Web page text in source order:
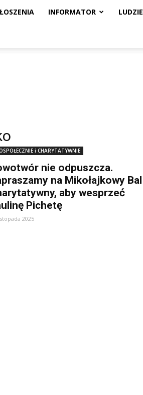
INFORMATOR LUDZIE
i CHARYTATYWNIE
nie odpuszcza.
na Mikołajkowy Bal
aby wesprzeć
Pichetę
2025